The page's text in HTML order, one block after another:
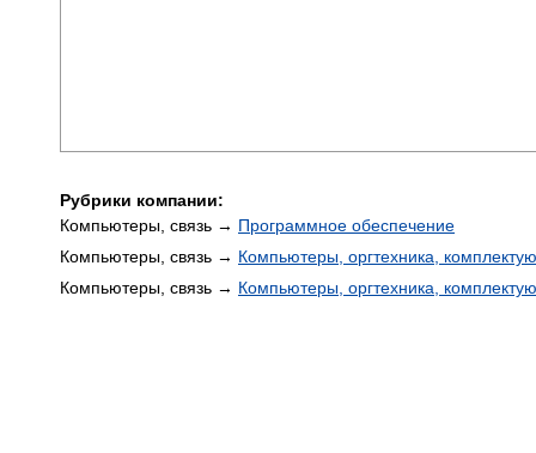
Рубрики компании:
Компьютеры, связь → Программное обеспечение
Компьютеры, связь → Компьютеры, оргтехника,
Компьютеры, связь → Компьютеры, оргтехника,